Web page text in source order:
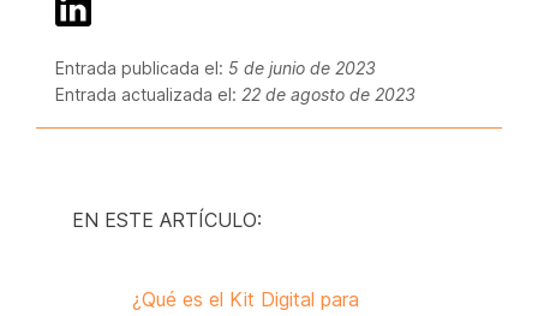
Entrada publicada el: 5 de junio de 2023
Entrada actualizada el: 22 de agosto de 2023
EN ESTE ARTÍCULO:
¿Qué es el Kit Digital para